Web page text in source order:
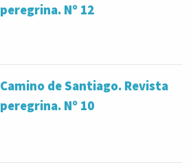
peregrina. Nº 12
Camino de Santiago. Revista
peregrina. Nº 10